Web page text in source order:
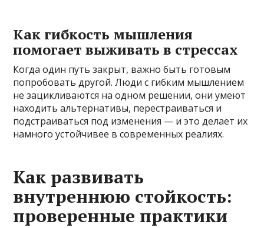
Как гибкость мышления
помогает выживать в стрессах
Когда один путь закрыт, важно быть готовым
попробовать другой. Люди с гибким мышлением
не зацикливаются на одном решении, они умеют
находить альтернативы, перестраиваться и
подстраиваться под изменения — и это делает их
намного устойчивее в современных реалиях.
Как развивать
внутреннюю стойкость:
проверенные практики